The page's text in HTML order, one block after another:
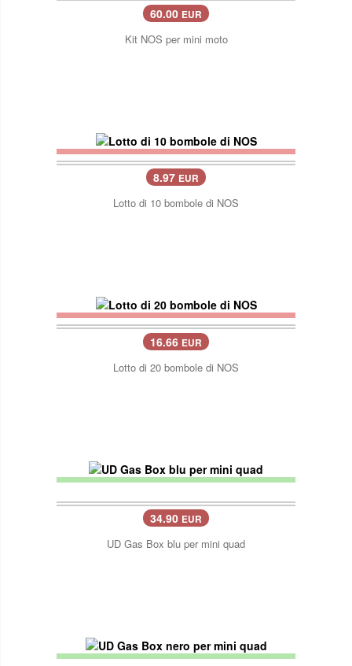
60.00 EUR
Kit NOS per mini moto
8.97 EUR
Lotto di 10 bombole di NOS
16.66 EUR
Lotto di 20 bombole di NOS
34.90 EUR
UD Gas Box blu per mini quad